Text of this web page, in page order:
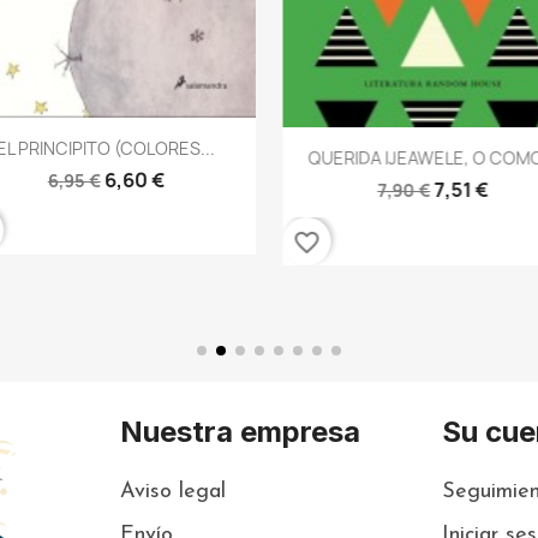
Vista rápida
PRINCIPITO (COLORES...
6,95 € 6,60 €
Vista rápida
QUERIDA IJEAWELE, O
7,90 €7,51 €
favorite_border
Nuestra empresa
Aviso legal
Su